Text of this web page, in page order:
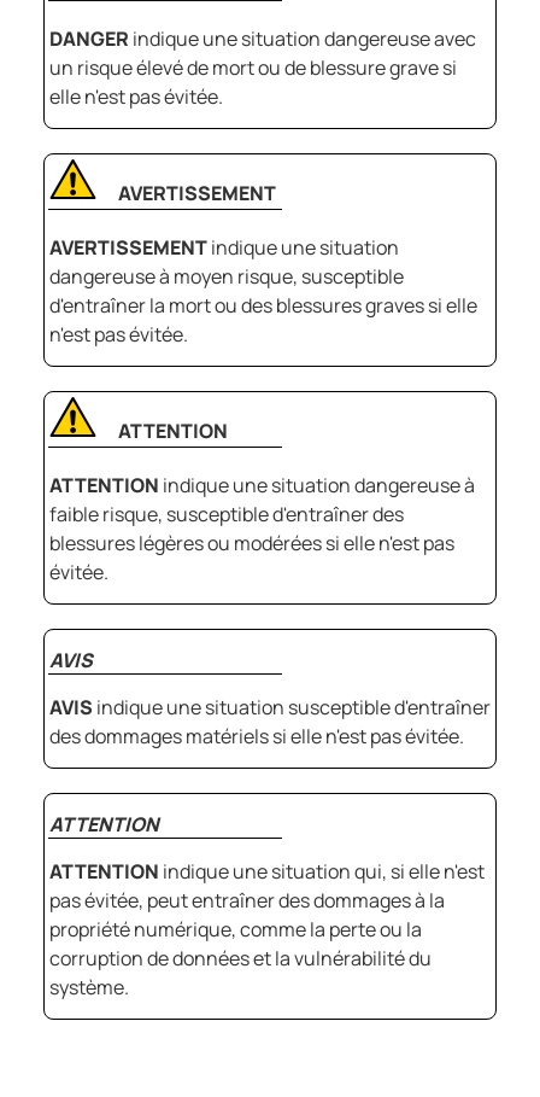
DANGER indique une situation dangereuse avec
un risque élevé de mort ou de blessure grave si
elle n'est pas évitée.
AVERTISSEMENT
AVERTISSEMENTindique une situation
dangereuse à moyen risque, susceptible
d'entraîner la mort ou des blessures graves si elle
n'est pas évitée.
ATTENTION
ATTENTION indique une situation dangereuse à
faible risque, susceptible d'entraîner des
blessures légères ou modérées si elle n'est pas
évitée.
AVIS
AVIS indique une situation susceptible d'entraîner
des dommages matériels si elle n'est pas évitée.
ATTENTION
ATTENTION indique une situation qui, si elle n'est
pas évitée, peut entraîner des dommages à la
propriété numérique, comme la perte ou la
corruption de données et la vulnérabilité du
système.